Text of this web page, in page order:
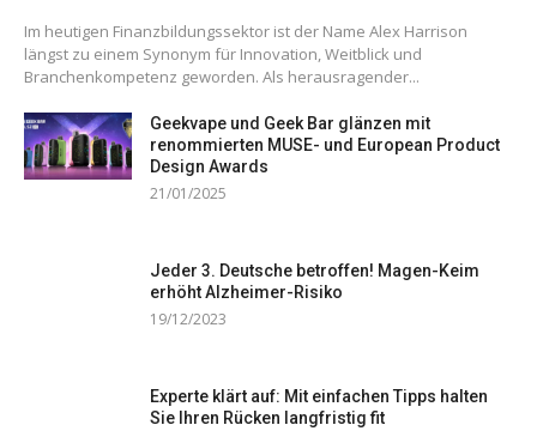
Im heutigen Finanzbildungssektor ist der Name Alex Harrison
längst zu einem Synonym für Innovation, Weitblick und
Branchenkompetenz geworden. Als herausragender...
Geekvape und Geek Bar glänzen mit
renommierten MUSE- und European Product
Design Awards
21/01/2025
Jeder 3. Deutsche betroffen! Magen-Keim
erhöht Alzheimer-Risiko
19/12/2023
Experte klärt auf: Mit einfachen Tipps halten
Sie Ihren Rücken langfristig fit